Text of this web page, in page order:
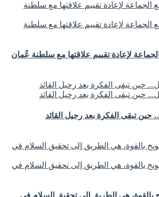
لإعادة تقييم علاقتها مع سلطنة عُمان
حين تبقى الفكرة بعد رحيل القائد
بالقوة، هي الطريق إلى تحقيق السلام في